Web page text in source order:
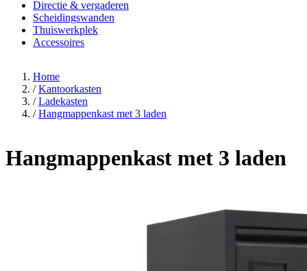
Directie & vergaderen
Scheidingswanden
Thuiswerkplek
Accessoires
Home
/ Kantoorkasten
/ Ladekasten
/ Hangmappenkast met 3 laden
Hangmappenkast met 3 laden